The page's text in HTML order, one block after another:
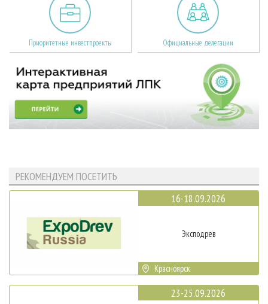
Приоритетные инвестпроекты Официальные делегации
РЕКОМЕНДУЕМ ПОСЕТИТЬ
16-18.09.2026
Эксподрев
Красноярск
23-25.09.2026